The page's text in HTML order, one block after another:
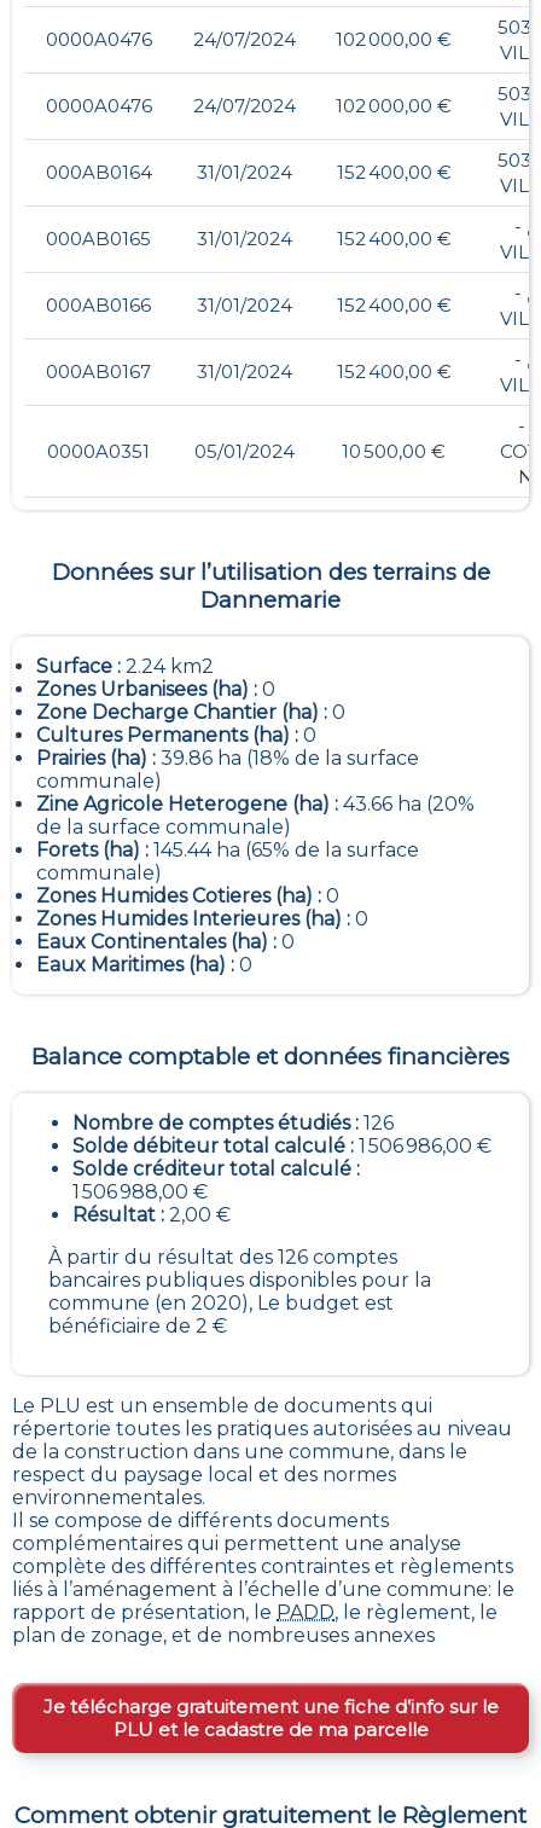
0000A0476 24/07/2024 102 000,00 €
0000A0476 24/07/2024 102 000,00 €
000AB0164 31/01/2024 152 400,00 €
000AB0165 31/01/2024 152 400,00 €
- ,
000AB0166 31/01/2024 152 400,00 €
- ,
000AB0167 31/01/2024 152 400,00 €
- ,
0000A0351 05/01/2024 10 500,00 €
- ,
Données sur l’utilisation des terrains de
Dannemarie
Surface : 2.24 km2
Zones Urbanisees (ha) : 0
Zone Decharge Chantier (ha) : 0
Cultures Permanents (ha) : 0
Prairies (ha) : 39.86 ha (18% de la surface
communale)
Zine Agricole Heterogene (ha) : 43.66 ha (20%
de la surface communale)
Forets (ha) : 145.44 ha (65% de la surface
communale)
Zones Humides Cotieres (ha) : 0
Zones Humides Interieures (ha) : 0
Eaux Continentales (ha) : 0
Eaux Maritimes (ha) : 0
Balance comptable et données financières
Nombre de comptes étudiés : 126
Solde débiteur total calculé : 1 506 986,00 €
Solde créditeur total calculé :
1 506 988,00 €
Résultat : 2,00 €
À partir du résultat des 126 comptes
bancaires publiques disponibles pour la
commune (en 2020), Le budget est
bénéficiaire de 2 €
Le PLU est un ensemble de documents qui
répertorie toutes les pratiques autorisées au niveau
de la construction dans une commune, dans le
respect du paysage local et des normes
environnementales.
Il se compose de différents documents
complémentaires qui permettent une analyse
complète des différentes contraintes et règlements
liés à l’aménagement à l’échelle d’une commune: le
rapport de présentation, le PADD, le règlement, le
plan de zonage, et de nombreuses annexes
Je télécharge gratuitement une fiche d’info sur le
PLU et le cadastre de ma parcelle
Comment obtenir gratuitement le Règlement